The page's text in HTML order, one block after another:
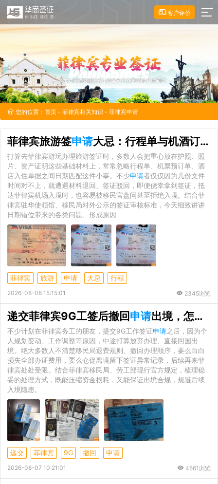
客户评价
您的位置： 首页 - 菲律宾相关知识 - 菲律宾申请
菲律宾旅游签申请大忌：行程单与机酒订单日期错位隐患全解析
打算去菲律宾游玩办理旅游签证时，多数人会把重心放在护照、照
片、资产证明这些基础材料上，常常忽略行程单、机票预订单、酒
店入住单据之间日期匹配这件小事。不少申请者仅仅因为几份文件
时间对不上，就遭遇材料退回、签证驳回，即便侥幸拿到签证，抵
达菲律宾机场入境时，也容易被移民官盘问甚至拒绝入境。结合菲
律宾驻华使领馆、移民局对外公示的签证审核标准，今天细致讲讲
日期错位带来的各类问题、形成原因
菲律宾 旅游 申请 大忌 行程
2026-08-08 15:15:01 2345浏览
递交菲律宾9G工签后撤回申请出境，怎样最大限度降低经济损失
不少计划在菲律宾务工的朋友，提交9G工作签证申请之后，因为个
人规划变动、工作调整等原因，中途打算放弃办理、直接回国出
境。绝大多数人不清楚移民局退费规则、撤回办理顺序，要么白白
损失全部办证费用，要么仓促离境留下签证异常记录，后续再来菲
律宾处处受限。结合菲律宾移民局、劳工部现行官方规定，梳理稳
妥的处理方式，既能压缩资金损耗，又能保证出境合规，规避后续
入境隐患。
递交 菲律宾 9G 撤回 申请
2026-08-07 10:21:01 4561浏览